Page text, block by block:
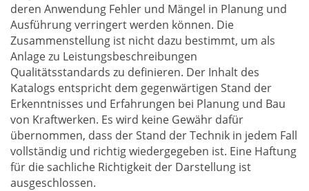
deren Anwendung Fehler und Mängel in Planung und
Ausführung verringert werden können. Die
Zusammenstellung ist nicht dazu bestimmt, um als
Anlage zu Leistungsbeschreibungen
Qualitätsstandards zu definieren. Der Inhalt des
Katalogs entspricht dem gegenwärtigen Stand der
Erkenntnisses und Erfahrungen bei Planung und Bau
von Kraftwerken. Es wird keine Gewähr dafür
übernommen, dass der Stand der Technik in jedem Fall
vollständig und richtig wiedergegeben ist. Eine Haftung
für die sachliche Richtigkeit der Darstellung ist
ausgeschlossen.